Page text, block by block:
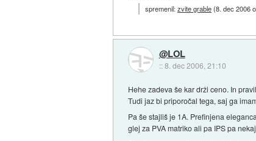
spremenil:zvite grable(8. dec 2006
@LOL
::8. dec 2006, 21:10
Hehe zadeva še kar drži ceno. In
Tudi jaz bi priporočal tega, saj ga
Pa še stajliš je 1A. Prefinjena
glej za PVA matriko ali pa IPS pa